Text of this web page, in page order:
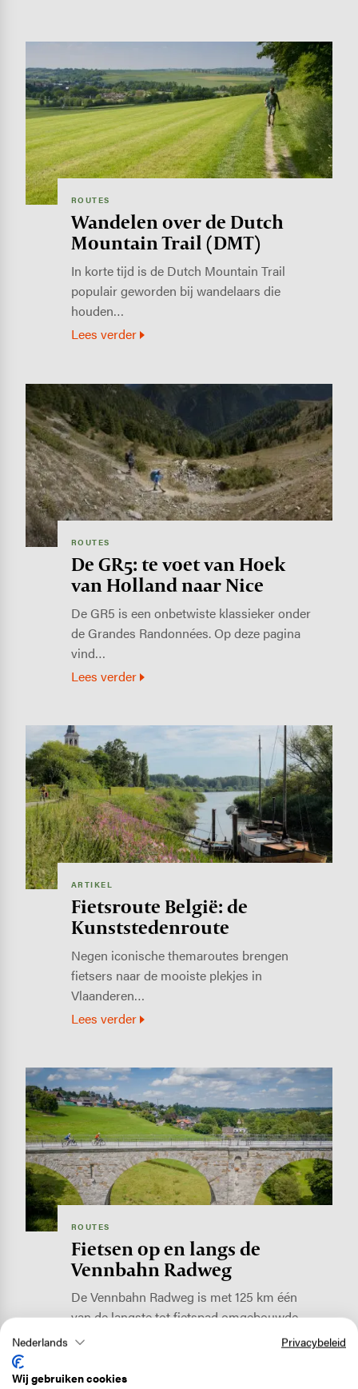
ROUTES
Wandelen over de Dutch
Mountain Trail (DMT)
In korte tijd is de Dutch Mountain Trail
populair geworden bij wandelaars die
houden…
Lees verder
Image
ROUTES
De GR5: te voet van Hoek
van Holland naar Nice
De GR5 is een onbetwiste klassieker onder
de Grandes Randonnées. Op deze pagina
vind…
Lees verder
Image
ARTIKEL
Fietsroute België: de
Kunststedenroute
Negen iconische themaroutes brengen
fietsers naar de mooiste plekjes in
Vlaanderen…
Lees verder
Image
ROUTES
Fietsen op en langs de
Vennbahn Radweg
De Vennbahn Radweg is met 125 km één
van de langste tot fietspad omgebouwde…
Lees verder
Nederlands Privacybeleid
Wij gebruiken cookies